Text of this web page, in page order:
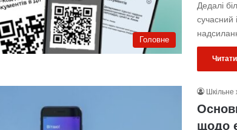
Головне
Дедалі
сучасний
Шкільне
щодо